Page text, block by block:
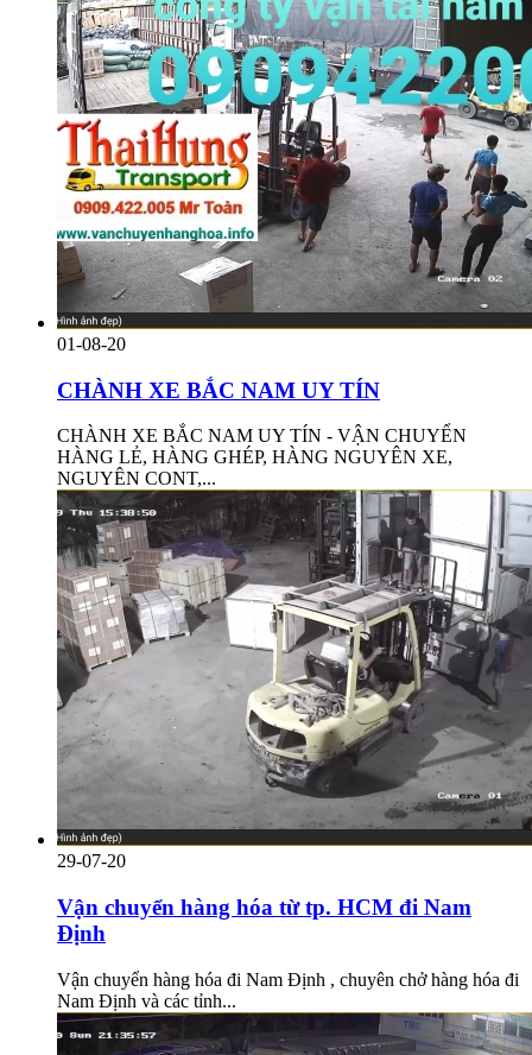
01-08-20
CHÀNH XE BẮC NAM UY TÍN
CHÀNH XE BẮC NAM UY TÍN - VẬN CHUYỂN
HÀNG LẺ, HÀNG GHÉP, HÀNG NGUYÊN XE,
NGUYÊN CONT,...
29-07-20
Vận chuyển hàng hóa từ tp. HCM đi Nam
Định
Vận chuyển hàng hóa đi Nam Định , chuyên chở hàng hóa đi
Nam Định và các tỉnh...